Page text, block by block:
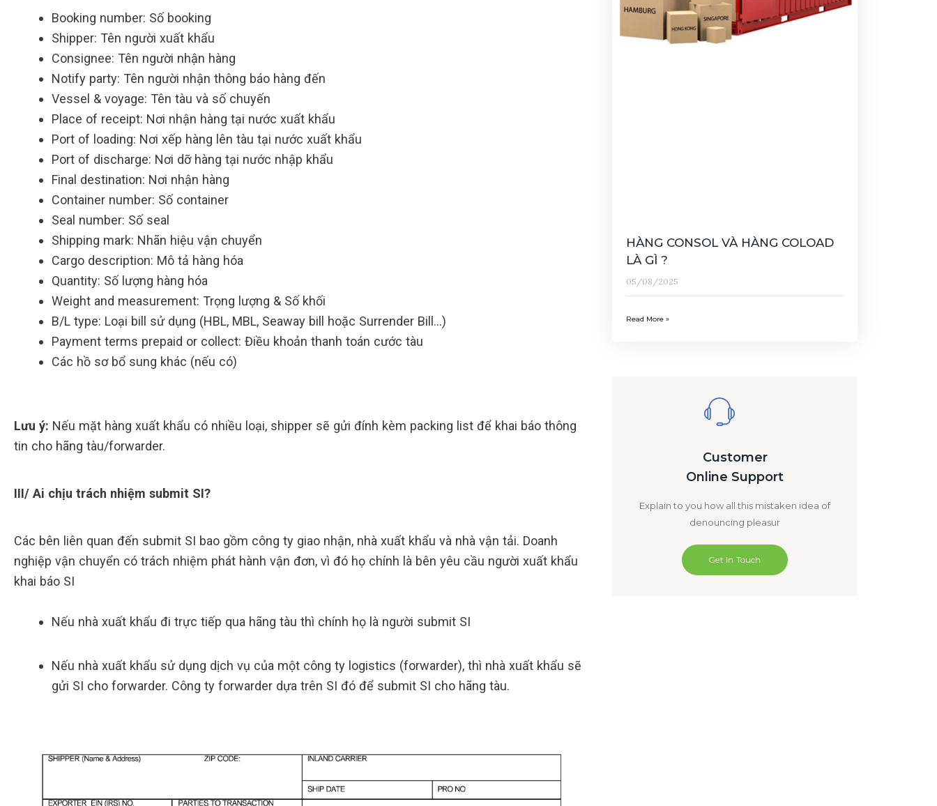
Booking number: Số booking
Shipper: Tên người xuất khẩu
Consignee: Tên người nhận hàng
Notify party: Tên người nhận thông báo hàng đến
Vessel & voyage: Tên tàu và số chuyến
Place of receipt: Nơi nhận hàng tại nước xuất khẩu
Port of loading: Nơi xếp hàng lên tàu tại nước xuất khẩu
Port of discharge: Nơi dỡ hàng tại nước nhập khẩu
Final destination: Nơi nhận hàng
Container number: Số container
Seal number: Số seal
Shipping mark: Nhãn hiệu vận chuyển
Cargo description: Mô tả hàng hóa
Quantity: Số lượng hàng hóa
Weight and measurement: Trọng lượng & Số khối
B/L type: Loại bill sử dụng (HBL, MBL, Seaway bill hoặc Surrender Bill…)
Payment terms prepaid or collect: Điều khoản thanh toán cước tàu
Các hồ sơ bổ sung khác (nếu có)
Lưu ý: Nếu mặt hàng xuất khẩu có nhiều loại, shipper sẽ gửi đính kèm packing list để khai báo thông
tin cho hãng tàu/forwarder.
III/ Ai chịu trách nhiệm submit SI?
Các bên liên quan đến submit SI bao gồm công ty giao nhận, nhà xuất khẩu và nhà vận tải. Doanh
nghiệp vận chuyển có trách nhiệm phát hành vận đơn, vì đó họ chính là bên yêu cầu người xuất khẩu
khai báo SI
Nếu nhà xuất khẩu đi trực tiếp qua hãng tàu thì chính họ là người submit SI
Nếu nhà xuất khẩu sử dụng dịch vụ của một công ty logistics (forwarder), thì nhà xuất khẩu sẽ
gửi SI cho forwarder. Công ty forwarder dựa trên SI đó để submit SI cho hãng tàu.
HÀNG CONSOL VÀ HÀNG COLOAD
LÀ GÌ ?
05/08/2025
Read More »
Customer
Online Support
Explain to you how all this mistaken idea of
denouncing pleasur
Get In Touch